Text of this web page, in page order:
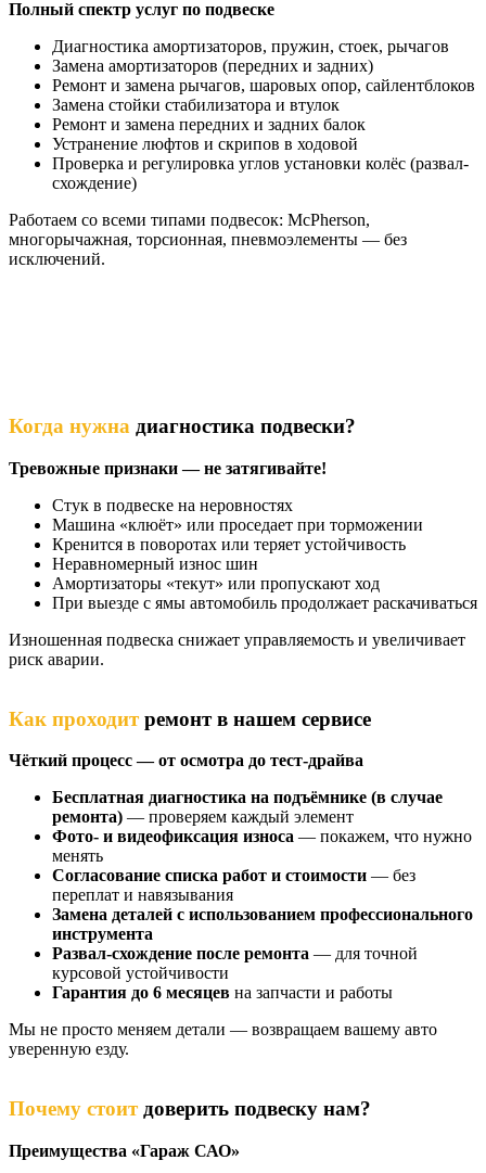
Полный спектр услуг по подвеске
Диагностика амортизаторов, пружин, стоек, рычагов
Замена амортизаторов (передних и задних)
Ремонт и замена рычагов, шаровых опор, сайлентблоков
Замена стойки стабилизатора и втулок
Ремонт и замена передних и задних балок
Устранение люфтов и скрипов в ходовой
Проверка и регулировка углов установки колёс (развал-
схождение)
Работаем со всеми типами подвесок: McPherson,
многорычажная, торсионная, пневмоэлементы — без
исключений.
Когда нужна диагностика подвески?
Тревожные признаки — не затягивайте!
Стук в подвеске на неровностях
Машина «клюёт» или проседает при торможении
Кренится в поворотах или теряет устойчивость
Неравномерный износ шин
Амортизаторы «текут» или пропускают ход
При выезде с ямы автомобиль продолжает раскачиваться
Изношенная подвеска снижает управляемость и увеличивает
риск аварии.
Как проходит ремонт в нашем сервисе
Чёткий процесс — от осмотра до тест-драйва
Бесплатная диагностика на подъёмнике (в случае
ремонта) — проверяем каждый элемент
Фото- и видеофиксация износа — покажем, что нужно
менять
Согласование списка работ и стоимости — без
переплат и навязывания
Замена деталей с использованием профессионального
инструмента
Развал-схождение после ремонта — для точной
курсовой устойчивости
Гарантия до 6 месяцев на запчасти и работы
Мы не просто меняем детали — возвращаем вашему авто
уверенную езду.
Почему стоит доверить подвеску нам?
Преимущества «Гараж САО»